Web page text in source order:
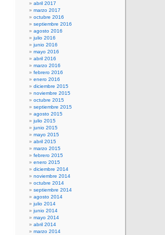
abril 2017
marzo 2017
octubre 2016
septiembre 2016
agosto 2016
julio 2016
junio 2016
mayo 2016
abril 2016
marzo 2016
febrero 2016
enero 2016
diciembre 2015
noviembre 2015
octubre 2015
septiembre 2015
agosto 2015
julio 2015
junio 2015
mayo 2015
abril 2015
marzo 2015
febrero 2015
enero 2015
diciembre 2014
noviembre 2014
octubre 2014
septiembre 2014
agosto 2014
julio 2014
junio 2014
mayo 2014
abril 2014
marzo 2014